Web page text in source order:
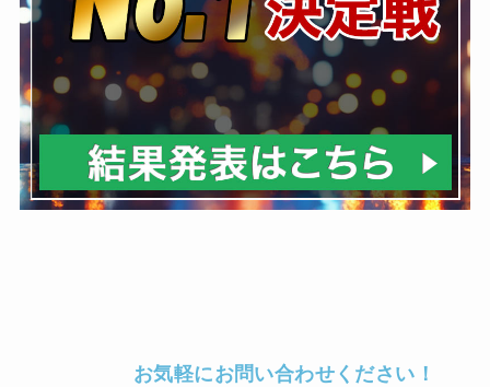
お気軽にお問い合わせください！